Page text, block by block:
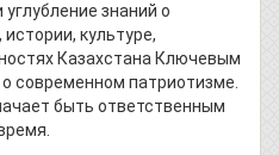
знаний о
культуре,
Казахстана Ключевым
современном патриотизме.
быть ответственным